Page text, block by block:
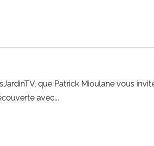
que Patrick Mioulane vous
avec